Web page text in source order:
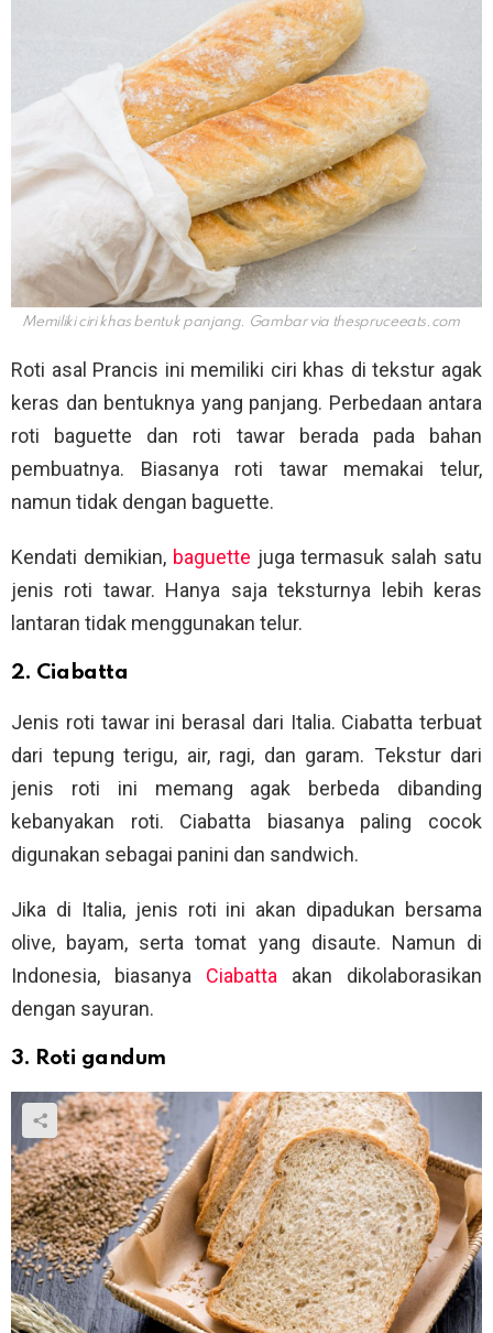
Memiliki ciri khas bentuk panjang. Gambar via thespruceeats.com
Roti asal Prancis ini memiliki ciri khas di tekstur agak
keras dan bentuknya yang panjang. Perbedaan antara
roti baguette dan roti tawar berada pada bahan
pembuatnya. Biasanya roti tawar memakai telur,
namun tidak dengan baguette.
Kendati demikian, baguette juga termasuk salah satu
jenis roti tawar. Hanya saja teksturnya lebih keras
lantaran tidak menggunakan telur.
2. Ciabatta
Jenis roti tawar ini berasal dari Italia. Ciabatta terbuat
dari tepung terigu, air, ragi, dan garam. Tekstur dari
jenis roti ini memang agak berbeda dibanding
kebanyakan roti. Ciabatta biasanya paling cocok
digunakan sebagai panini dan sandwich.
Jika di Italia, jenis roti ini akan dipadukan bersama
olive, bayam, serta tomat yang disaute. Namun di
Indonesia, biasanya Ciabatta akan dikolaborasikan
dengan sayuran.
3. Roti gandum